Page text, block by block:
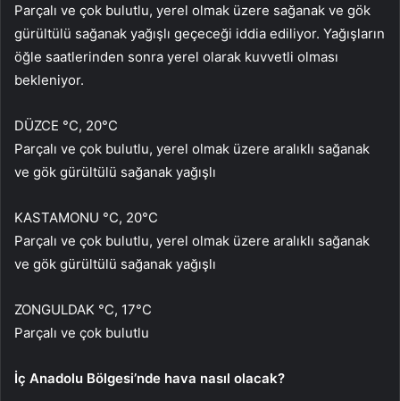
Parçalı ve çok bulutlu, yerel olmak üzere sağanak ve gök
gürültülü sağanak yağışlı geçeceği iddia ediliyor. Yağışların
öğle saatlerinden sonra yerel olarak kuvvetli olması
bekleniyor.
DÜZCE °C, 20°C
Parçalı ve çok bulutlu, yerel olmak üzere aralıklı sağanak
ve gök gürültülü sağanak yağışlı
KASTAMONU °C, 20°C
Parçalı ve çok bulutlu, yerel olmak üzere aralıklı sağanak
ve gök gürültülü sağanak yağışlı
ZONGULDAK °C, 17°C
Parçalı ve çok bulutlu
İç Anadolu Bölgesi’nde hava nasıl olacak?